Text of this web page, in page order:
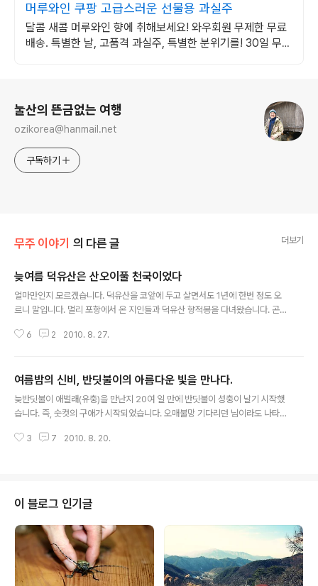
머루와인 쿠팡 고급스러운 선물용 과실주
달콤 새콤 머루와인 향에 취해보세요! 와우회원 무제한 무료
배송. 특별한 날, 고품격 과실주, 특별한 분위기를! 30일 무료
눌산의 뜬금없는 여행
ozikorea@hanmail.net
구독하기
무주 이야기 의 다른 글 더보기
늦여름 덕유산은 산오이풀 천국이었다
얼마만인지 모르겠습니다. 덕유산을 코앞에 두고 살면서도 1년에 한번 정도 오
르니 말입니다. 멀리 포항에서 온 지인들과 덕유산 향적봉을 다녀왔습니다. 곤
냄새 때문에 이름 붙여진 산오이풀은 늦여름 덕유산을 뒤덮고 있습니다. 산 아
에는 온통 산오이풀 천국입니다. 무슨 꽃이 반겨 줄까 상상하면서 올라왔습니
다. 야생화 천국 덕유산은 역시나 기대를 저버리지 않았습니다. 산오이풀은 쌍
떡잎식물 장미목 장미과의 다년생풀로 지리산, 설악산 및 북부지방 고산의 중턱
6 2 2010. 8. 27.
여름밤의 신비, 반딧불이의 아름다운 빛을 만나다.
늦반딧불이 애벌래(유충)을 만난지 20여 일 만에 반딧불이 성충이 날기 시작했
습니다. 즉, 숫컷의 구애가 시작되었습니다. 오매불망 기다리던 님이라도 나타
서 만날 수 있는 반딧불이의 종류는 3종이 있습니다. 5월 말부터 나타나는 운문
성장과정을 보면 알에서 25-30일, 유충 10개월, 번데기집 25-30일, 성충 15
일을 산다고 합니다. 꽁지부분의 불빛 보이시죠? 사진을 찍기 위해 손바닥에 올
려 놨는데도 계속 빛..
3 7 2010. 8. 20.
이 블로그 인기글